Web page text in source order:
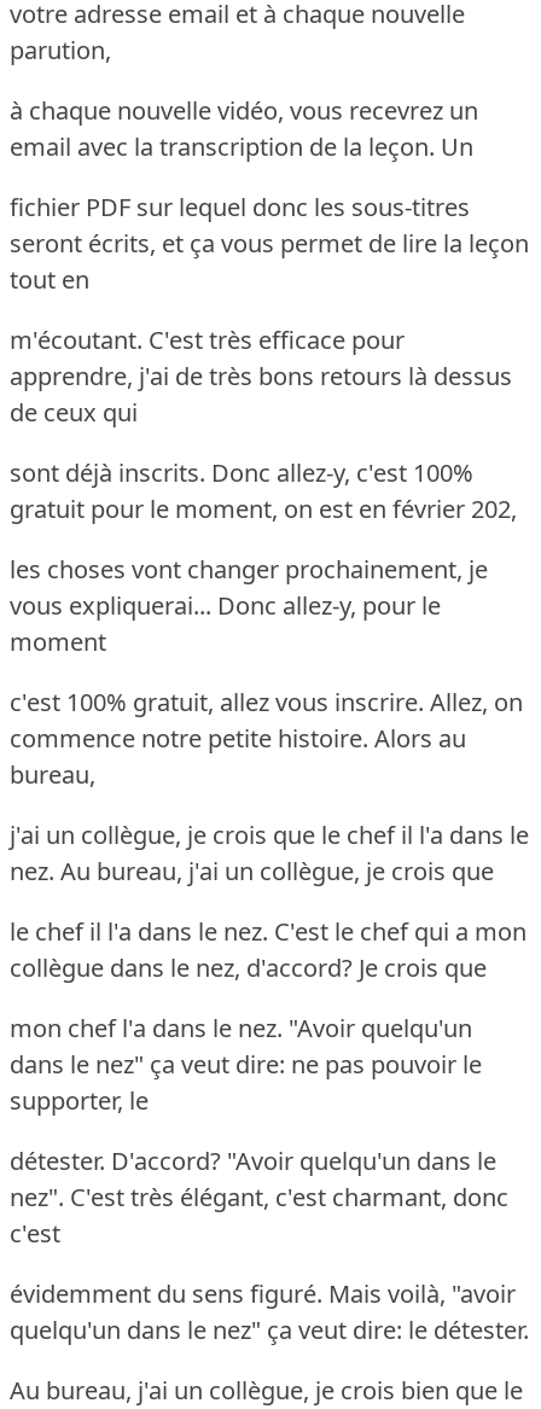
votre adresse email et à chaque nouvelle
parution,
à chaque nouvelle vidéo, vous recevrez un
email avec la transcription de la leçon. Un
fichier PDF sur lequel donc les sous-titres
seront écrits, et ça vous permet de lire la leçon
tout en
m'écoutant. C'est très efficace pour
apprendre, j'ai de très bons retours là dessus
de ceux qui
sont déjà inscrits. Donc allez-y, c'est 100%
gratuit pour le moment, on est en février 202,
les choses vont changer prochainement, je
vous expliquerai... Donc allez-y, pour le
moment
c'est 100% gratuit, allez vous inscrire. Allez, on
commence notre petite histoire. Alors au
bureau,
j'ai un collègue, je crois que le chef il l'a dans le
nez. Au bureau, j'ai un collègue, je crois que
le chef il l'a dans le nez. C'est le chef qui a mon
collègue dans le nez, d'accord? Je crois que
mon chef l'a dans le nez. "Avoir quelqu'un
dans le nez" ça veut dire: ne pas pouvoir le
supporter, le
détester. D'accord? "Avoir quelqu'un dans le
nez". C'est très élégant, c'est charmant, donc
c'est
évidemment du sens figuré. Mais voilà, "avoir
quelqu'un dans le nez" ça veut dire: le détester.
Au bureau, j'ai un collègue, je crois bien que le